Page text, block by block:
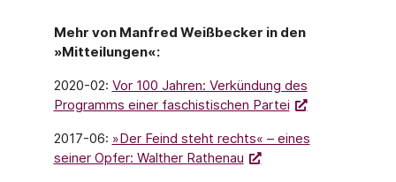
Mehr von Manfred Weißbecker in den
»Mitteilungen«:
2020-02: Vor 100 Jahren: Verkündung des
Programms einer faschistischen Partei
2017-06: »Der Feind steht rechts« – eines
seiner Opfer: Walther Rathenau